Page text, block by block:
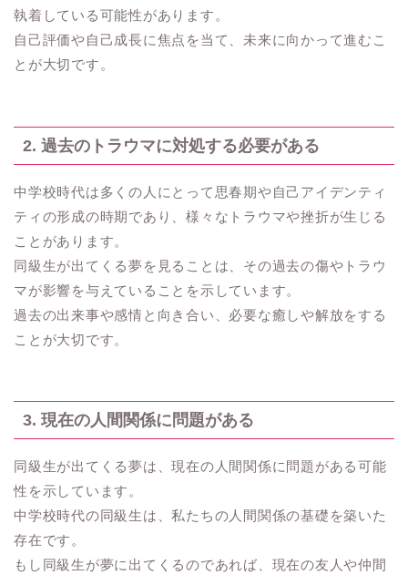
執着している可能性があります。
自己評価や自己成長に焦点を当て、未来に向かって進むこ
とが大切です。
2. 過去のトラウマに対処する必要がある
中学校時代は多くの人にとって思春期や自己アイデンティ
ティの形成の時期であり、様々なトラウマや挫折が生じる
ことがあります。
同級生が出てくる夢を見ることは、その過去の傷やトラウ
マが影響を与えていることを示しています。
過去の出来事や感情と向き合い、必要な癒しや解放をする
ことが大切です。
3. 現在の人間関係に問題がある
同級生が出てくる夢は、現在の人間関係に問題がある可能
性を示しています。
中学校時代の同級生は、私たちの人間関係の基礎を築いた
存在です。
もし同級生が夢に出てくるのであれば、現在の友人や仲間